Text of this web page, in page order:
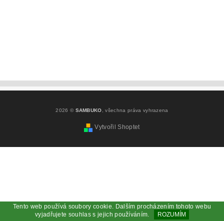
2026 © SAMBUKO , všechna práva vyhrazena
Vytvořil Shoptet
Tento web používá soubory cookie. Dalším procházením tohoto webu
vyjadřujete souhlas s jejich používáním.
ROZUMÍM